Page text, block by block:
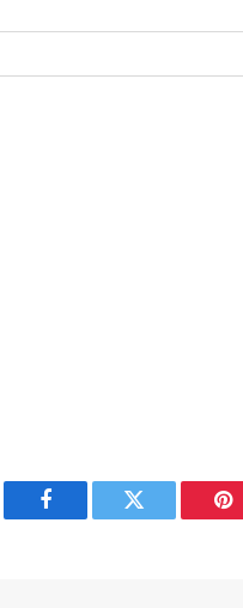
Facebook Twitter